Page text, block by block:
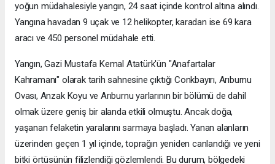
yoğun müdahalesiyle yangın, 24 saat içinde kontrol altına alındı.
Yangına havadan 9 uçak ve 12 helikopter, karadan ise 69 kara
aracı ve 450 personel müdahale etti.
Yangın, Gazi Mustafa Kemal Atatürk'ün "Anafartalar
Kahramanı" olarak tarih sahnesine çıktığı Conkbayırı, Arıburnu
Ovası, Anzak Koyu ve Arıburnu yarlarının bir bölümü de dahil
olmak üzere geniş bir alanda etkili olmuştu. Ancak doğa,
yaşanan felaketin yaralarını sarmaya başladı. Yanan alanların
üzerinden geçen 1 yıl içinde, toprağın yeniden canlandığı ve yeni
bitki örtüsünün filizlendiği gözlemlendi. Bu durum, bölgedeki